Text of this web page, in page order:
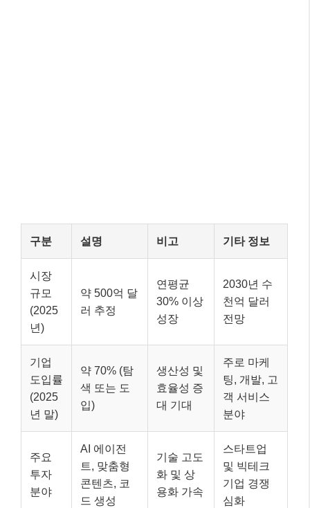
구분 설명 비고 기타 정보
시장
규모
(2025
년)
약 500억 달
러 추정
연평균
30% 이상
성장
2030년 수
천억 달러
전망
기업
도입률
(2025
년 말)
약 70% (탐
색 또는 도
입)
생산성 및
효율성 증
대 기대
주로 마케
팅, 개발, 고
객 서비스
분야
주요
투자
분야
AI 에이전
트, 맞춤형
콘텐츠, 코
드 생성
기술 고도
화 및 상
용화 가속
스타트업
및 빅테크
기업 경쟁
심화